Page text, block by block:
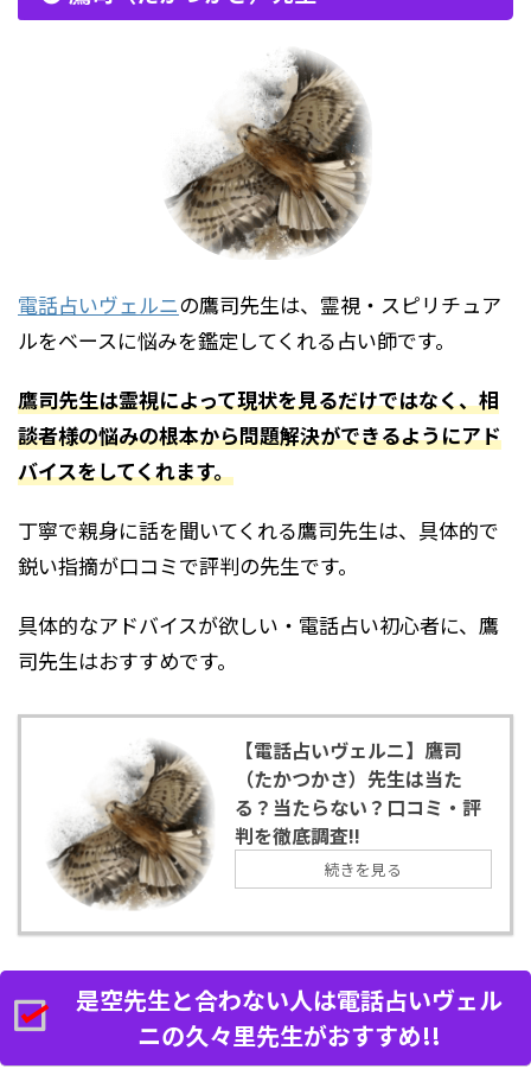
電話占いヴェルニの鷹司先生は、霊視・スピリチュア
ルをベースに悩みを鑑定してくれる占い師です。
鷹司先生は霊視によって現状を見るだけではなく、相
談者様の悩みの根本から問題解決ができるようにアド
バイスをしてくれます。
丁寧で親身に話を聞いてくれる鷹司先生は、具体的で
鋭い指摘が口コミで評判の先生です。
具体的なアドバイスが欲しい・電話占い初心者に、鷹
司先生はおすすめです。
【電話占いヴェルニ】鷹司
（たかつかさ）先生は当た
る？当たらない？口コミ・評
判を徹底調査!!
続きを見る
是空先生と合わない人は電話占いヴェル
ニの久々里先生がおすすめ!!